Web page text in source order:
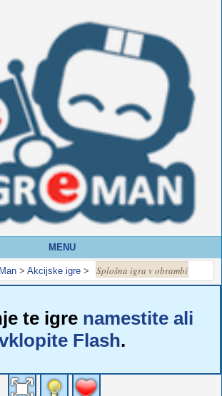
MENU
> Akcijske igre > Splošna igra v obrambi
te igre namestite ali
Flash.